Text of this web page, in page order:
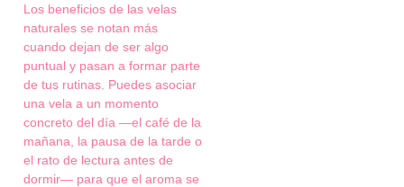
Los beneficios de las velas
naturales se notan más
cuando dejan de ser algo
puntual y pasan a formar parte
de tus rutinas. Puedes asociar
una vela a un momento
concreto del día —el café de la
mañana, la pausa de la tarde o
el rato de lectura antes de
dormir— para que el aroma se